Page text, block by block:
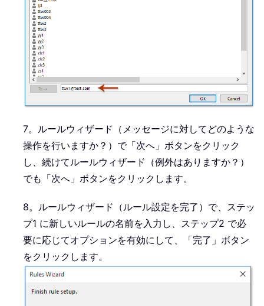
7。ルールウィザード（メッセージに対してどのような
操作を行いますか？）で「次へ」ボタンをクリック
し、続けてルールウィザード（例外はありますか？）
でも「次へ」ボタンをクリックします。
8。ルールウィザード（ルール設定を完了）で、ステッ
プ1 に新しいルールの名前を入力し、ステップ2 で必
要に応じてオプションを有効にして、「完了」ボタン
をクリックします。